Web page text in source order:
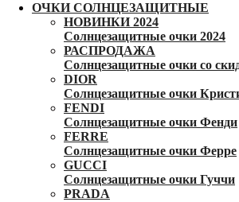
ОЧКИ СОЛНЦЕЗАЩИТНЫЕ
НОВИНКИ 2024
Солнцезащитные очки 2024
РАСПРОДАЖА
Солнцезащитные очки со
DIOR
Солнцезащитные очки
FENDI
Солнцезащитные очки Фенди
FERRE
Солнцезащитные очки Ферре
GUCCI
Солнцезащитные очки Гуччи
PRADA